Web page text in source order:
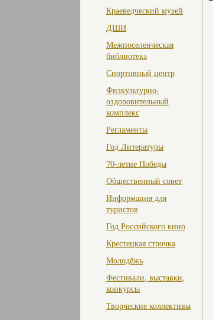
Краеведческий музей
ДШИ
Межпоселенческая
библиотека
Спортивный центр
Физкультурно-
оздоровительный
комплекс
Регламенты
Год Литературы
70-летие Победы
Общественный совет
Информация для
туристов
Год Российского кино
Крестецкая строчка
Молодёжь
Фестивали, выставки,
конкурсы
Творческие коллективы